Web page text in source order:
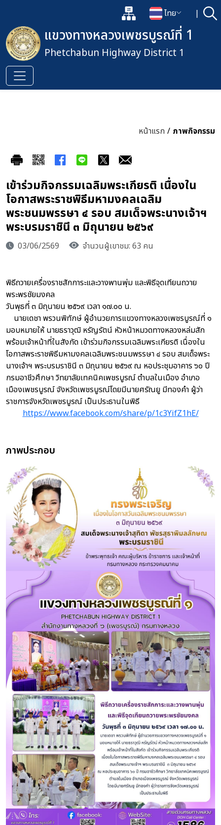
แผนผังเว็บไซต์
เปลี่ยนภาษา
ไทย | ค้
เปิดกล่องค้นหาข้อมูลหลักของเ
แขวงทางหลวงเพชรบูรณ์ที่ 1
Phetchabun Highway District 1
หน้าแรก / ภาพกิจกรรม
เข้าร่วมกิจกรรมเฉลิมพระเกียรติ เนื่องใน
โอกาสพระราชพิธีมหามงคลเฉลิม
พระชนมพรรษา ๔ รอบ สมเด็จพระนางเจ้าฯ
พระบรมราชินี ๓ มิถุนายน ๒๕๖๙
03/06/2569 จำนวนผู้เขาชม: 63 คน
พิธีถวายเครื่องราชสักการะและวางพานพุ่ม และพิธีจุดเทียนถวาย
พระพรชัยมงคล
วันพุธที่ ๓ มิถุนายน ๒๕๖๙ เวลา ๑๗.๐๐ น.
นายเดชา พรวนพิทักษ์ ผู้อำนวยการแขวงทางหลวงเพชรบูรณ์ที่ ๑
มอบหมายให้ นายธราวุฒิ หรัญรัตน์ หัวหน้าหมวดทางหลวงหล่มสัก
พร้อมเจ้าหน้าที่ในสังกัด เข้าร่วมกิจกรรมเฉลิมพระเกียรติ เนื่องใน
โอกาสพระราชพิธีมหามงคลเฉลิมพระชนมพรรษา ๔ รอบ สมเด็จพระ
นางเจ้าฯ พระบรมราชินี ๓ มิถุนายน ๒๕๖๙ ณ หอประชุมอาคาร ๖๐ ปี
กรมอาชีวศึกษา วิทยาลัยเทคนิคเพชรบูรณ์ ตำบลในเมือง อําเภอ
เมืองเพชรบูรณ์ จังหวัดเพชรบูรณ์โดยมีนายศรัณยู มีทองคำ ผู้ว่า
ราชการจังหวัดเพชรบูรณ์ เป็นประธานในพิธี
https://www.facebook.com/share/p/1c3YifZ1hE/
ภาพประกอบ